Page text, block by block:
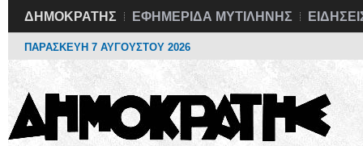
ΔΗΜΟΚΡΑΤΗΣ ΕΦΗΜΕΡΙΔΑ ΜΥΤΙΛΗΝΗΣ
ΠΑΡΑΣΚΕΥΗ 7 ΑΥΓΟΥΣΤΟΥ 2026